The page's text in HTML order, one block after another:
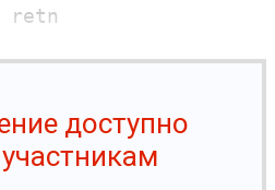
retn
доступно